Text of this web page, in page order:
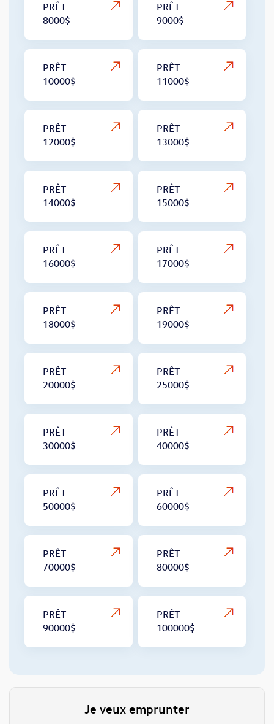
PRÊT
8000$
PRÊT
9000$
PRÊT
10000$
PRÊT
11000$
PRÊT
12000$
PRÊT
13000$
PRÊT
14000$
PRÊT
15000$
PRÊT
16000$
PRÊT
17000$
PRÊT
18000$
PRÊT
19000$
PRÊT
20000$
PRÊT
25000$
PRÊT
30000$
PRÊT
40000$
PRÊT
50000$
PRÊT
60000$
PRÊT
70000$
PRÊT
80000$
PRÊT
90000$
PRÊT
100000$
Je veux emprunter